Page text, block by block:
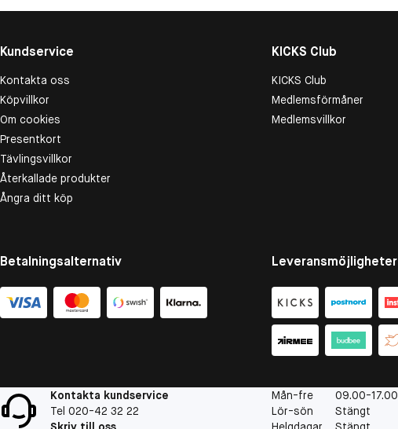
Kundservice
Kontakta oss
Köpvillkor
Om cookies
Presentkort
Tävlingsvillkor
Återkallade produkter
Ångra ditt köp
KICKS Club
KICKS Club
Medlemsförmåner
Medlemsvillkor
Betalningsalternativ Leveransmöjligheter
Kontakta kundservice
Tel 020-42 32 22
Mån-fre
09.00-17.00
Lör-sön
Stängt